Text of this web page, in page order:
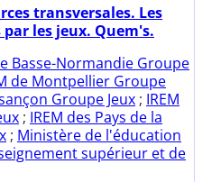
transversales. Les
les jeux. Quem's.
Basse-Normandie Groupe
de Montpellier Groupe
Groupe Jeux ; IREM
; IREM des Pays de la
; Ministère de l'éducation
supérieur et de